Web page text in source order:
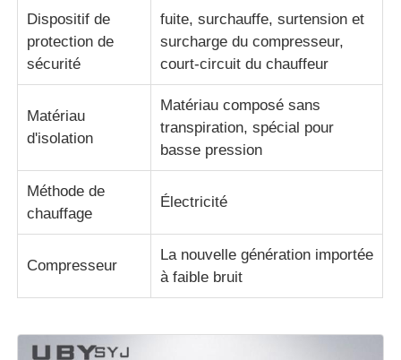
Dispositif de
protection de
sécurité
fuite, surchauffe, surtension et
surcharge du compresseur,
court-circuit du chauffeur
Matériau
d'isolation
Matériau composé sans
transpiration, spécial pour
basse pression
Méthode de
chauffage
Électricité
Compresseur
La nouvelle génération importée
à faible bruit